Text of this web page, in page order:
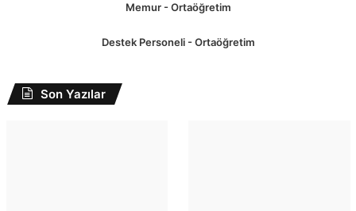
Memur - Ortaöğretim
Destek Personeli - Ortaöğretim
Son Yazılar